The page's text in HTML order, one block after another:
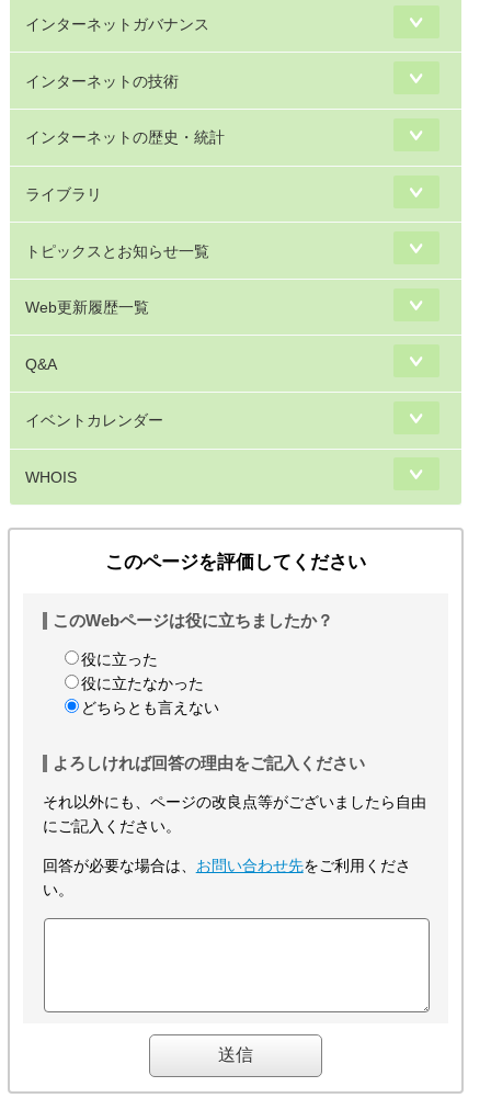
インターネットガバナンス
インターネットの技術
インターネットの歴史・統計
ライブラリ
トピックスとお知らせ一覧
Web更新履歴一覧
Q&A
イベントカレンダー
WHOIS
このページを評価してください
このWebページは役に立ちましたか？
役に立った
役に立たなかった
どちらとも言えない
よろしければ回答の理由をご記入ください
それ以外にも、ページの改良点等がございましたら自由
にご記入ください。
回答が必要な場合は、 お問い合わせ先をご利用くださ
い。